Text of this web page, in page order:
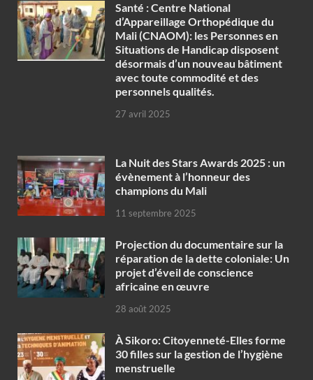
Santé : Centre National
d’Appareillage Orthopédique du
Mali (CNAOM): les Personnes en
Situations de Handicap disposent
désormais d’un nouveau bâtiment
avec toute commodité et des
personnels qualités.
27 avril 2025
‎La Nuit des Stars Awards 2025 : un
évènement à l’honneur des
champions du Mali
11 septembre 2025
Projection du documentaire sur la
réparation de la dette coloniale: Un
projet d’éveil de conscience
africaine en œuvre‎
28 août 2025
À Sikoro: Citoyenneté-Elles forme
30 filles sur la gestion de l’hygiène
menstruelle